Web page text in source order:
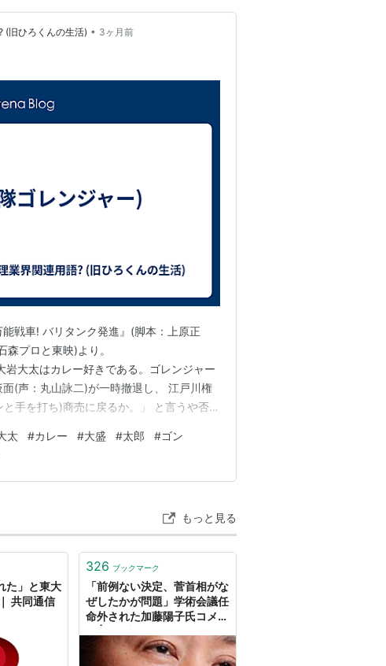
』(1993年)
』(2005年)
(旧ひろくんの生活) • 3ヶ月前
戦車! バリタンク発進』(脚本：上原正
プロと東映)より。
大太はカレー好きである。ゴレンジャー
(声：丸山詠二)が一時撤退し、 江戸川権
手を打ち)商売に戻るか。」 と言うや否や
「それじゃあ、早速、カレーば、食べん
太 #カレー #大盛 #太郎 #ゴン
もっと見る
た」と東大
共同通信
326 ブックマーク
「前例ない決定、菅首相がな
ぜしたかが問題」学術会議任
命外された加藤陽子氏コメン